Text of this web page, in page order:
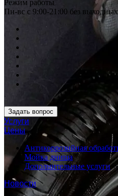
Режим работы
Пн-вс с 9:00-21:00 без выходных
Задать вопрос
Услуги
Цены
Антикоррозийная
Мойка днища
Дополнительные услуги
Новости